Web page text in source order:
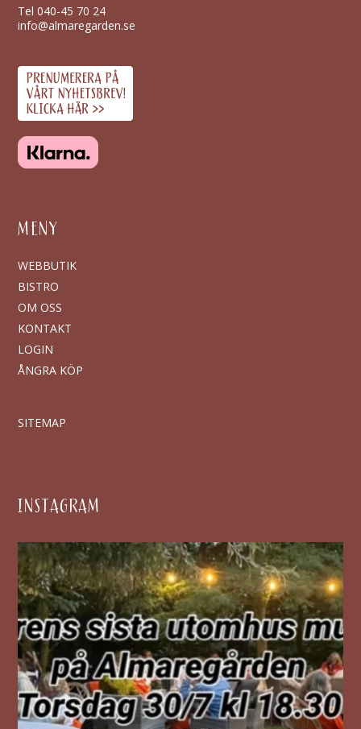
Tel040-45 70 24
info@almaregarden.se
MENY
WEBBUTIK
BISTRO
OM OSS
KONTAKT
LOGIN
ÅNGRA KÖP
SITEMAP
INSTAGRAM